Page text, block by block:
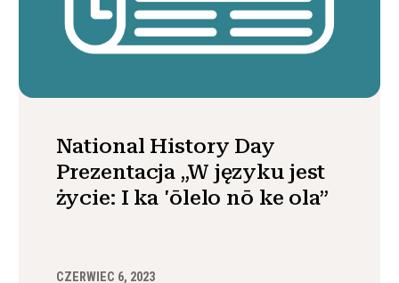
National History Day
Prezentacja „W języku jest
życie: I ka 'ōlelo nō ke ola”
CZERWIEC 6, 2023